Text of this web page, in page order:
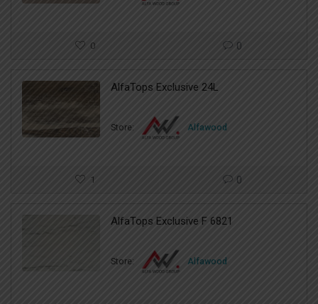
0 0
AlfaTops Exclusive 24L
Store: Alfawood
1 0
AlfaTops Exclusive F 6821
Store: Alfawood